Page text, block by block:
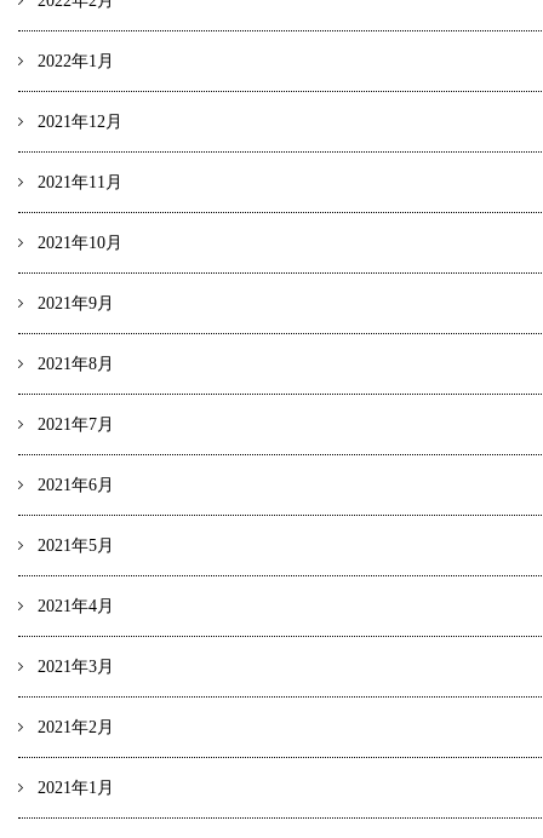
2022年1月
2021年12月
2021年11月
2021年10月
2021年9月
2021年8月
2021年7月
2021年6月
2021年5月
2021年4月
2021年3月
2021年2月
2021年1月